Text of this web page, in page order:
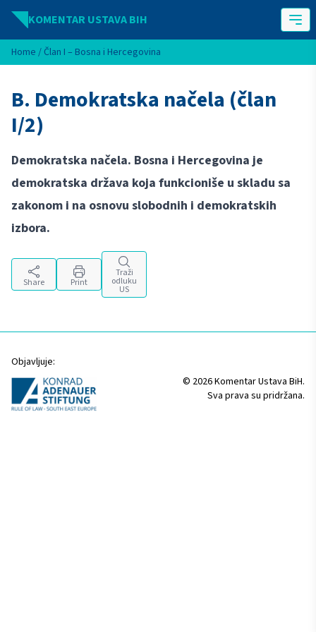
Idi na sadržaj
KOMENTAR USTAVA BIH
Home /Član I – Bosna i Hercegovina
B. Demokratska načela (član
I/2)
Demokratska načela. Bosna i Hercegovina je
demokratska država koja funkcioniše u skladu sa
zakonom i na osnovu slobodnih i demokratskih
izbora.
Share Print
Traži
odluku
US
Objavljuje:
© 2026 Komentar Ustava BiH.
Sva prava su pridržana.